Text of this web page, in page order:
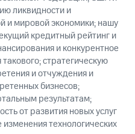
ликвидности и
и мировой экономики; нашу
кредитный рейтинг и
и конкурентное
стратегическую
и отчуждения и
бизнесов;
результатам;
от развития новых услуг
технологических